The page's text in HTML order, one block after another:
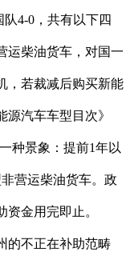
4-0，共有以下四
运柴油货车，对国一
，若裁减后购买新能
汽车车型目次》
种景象：提前1年以
营运柴油货车。政
金用完即止。
的不正在补助范畴